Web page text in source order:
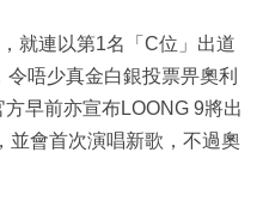
就連以第1名「C位」出道
唔少真金白銀投票畀奧利
早前亦宣布LOONG 9將出
並會首次演唱新歌，不過奧